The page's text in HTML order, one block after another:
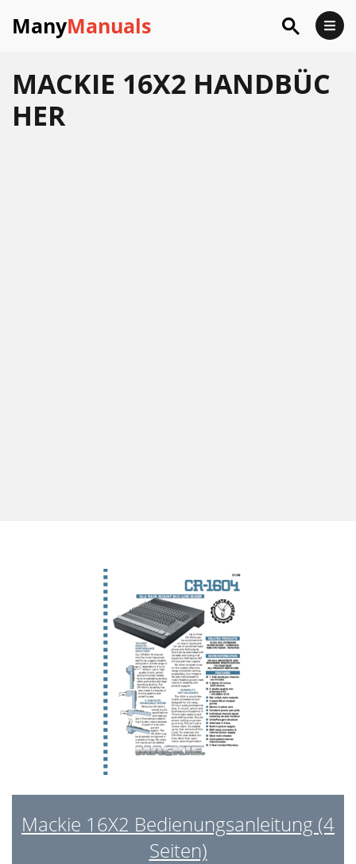
ManyManuals
MACKIE 16X2 HANDBÜC
HER
Mackie 16X2 Bedienungsanleitung (4
Seiten)